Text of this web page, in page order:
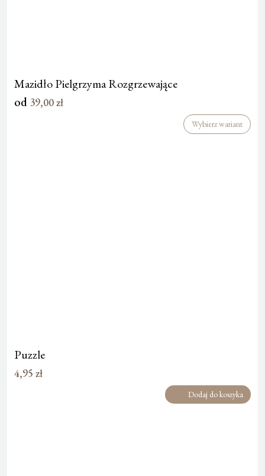
Mazidło Pielgrzyma Rozgrzewające
od 39,00zł
Wybierz wariant
Puzzle
4,95 zł
Dodaj do koszyka